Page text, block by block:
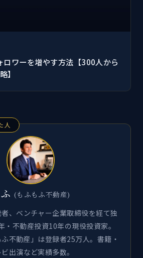
ワーを増やす方法【300人から
】
人
(もふもふ不動産)
、ベンチャー企業取締役を経て独
・不動産投資10年の現役投資家。
不動産」は登録者25万人。書籍・
出演など実績多数。